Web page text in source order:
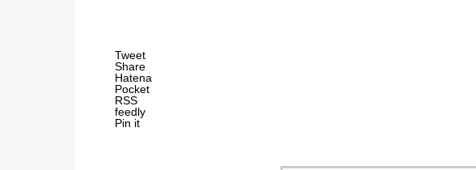
Tweet
Share
Hatena
Pocket
RSS
feedly
Pin it